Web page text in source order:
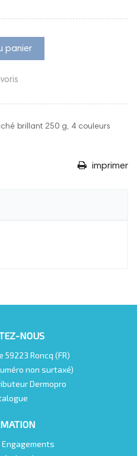
panier
brillant 250 g, 4 couleurs
imprimer
NOUS
59223 Roncq (FR)
non surtaxé)
Dermopro